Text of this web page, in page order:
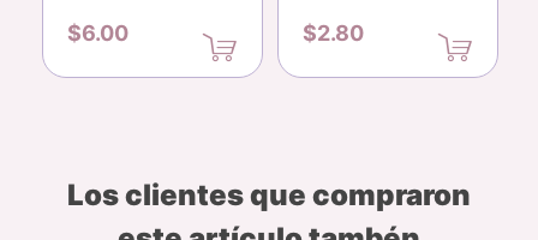
$6.00 $2.80
Los clientes que compraron